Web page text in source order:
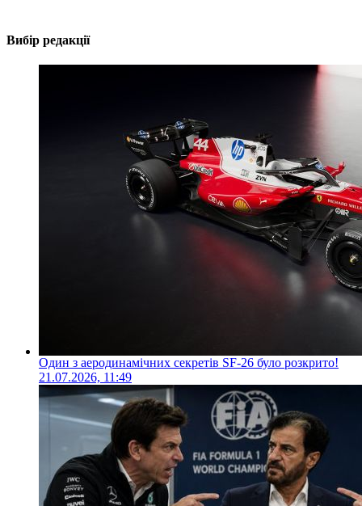
Вибір редакції
Один з аеродинамічних секретів SF-26 було розкрито!
21.07.2026, 11:49